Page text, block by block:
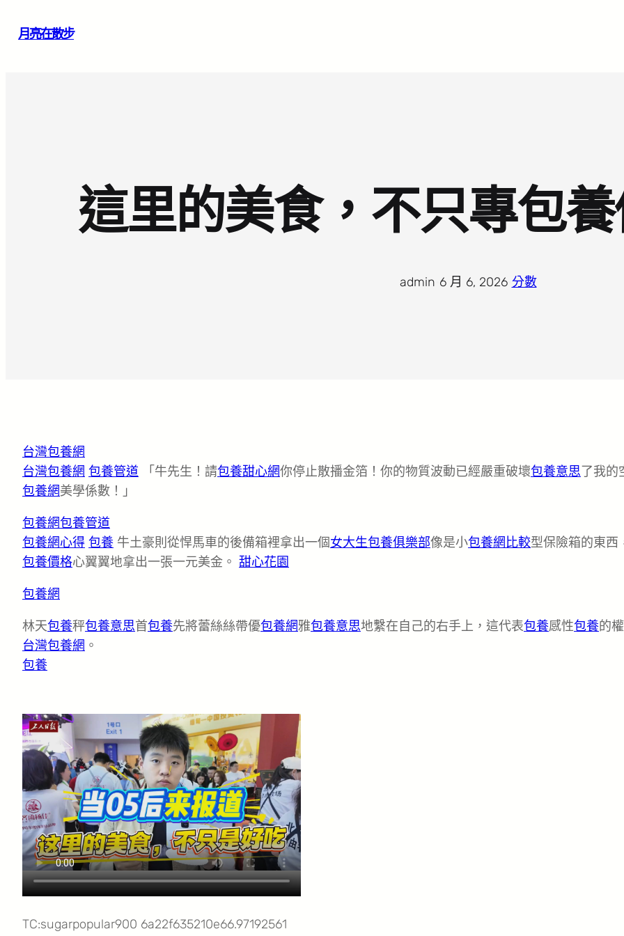
月亮在散步
這里的美食，不只專包
admin 6 月 6, 2026· 分數
台灣包養網
台灣包養網 包養管道 「牛先生！請包養甜心網你停止散播金箔！你的物質波動已經嚴重破壞包養意思了我的
包養網美學係數！」
包養網包養管道
包養網心得 包養 牛土豪則從悍馬車的後備箱裡拿出一個女大生包養俱樂部像是小包養網比較型保險箱的東西
包養價格心翼翼地拿出一張一元美金。 甜心花園
包養網
林天包養秤包養意思首包養先將蕾絲絲帶優包養網雅包養意思地繫在自己的右手上，這代表包養感性包養的
台灣包養網 。
包養
TC:sugarpopular900 6a22f635210e66.97192561